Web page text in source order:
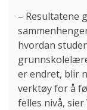
– Resultatene
hvordan
er endret, blir
verktøy for å
felles nivå, sier